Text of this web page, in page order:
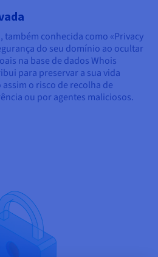
também conhecida como «Privacy
do seu domínio ao ocultar
na base de dados Whois
para preservar a sua vida
o risco de recolha de
ou por agentes maliciosos.